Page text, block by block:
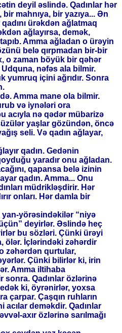
deyil əslində. Qadınlar hər
mahnıya, bir yazıya... Ən
ürəkdən ağlatmaq
ağlayırsa, demək,
Amma ağladan o ürəyin
belə qırpmadan bir-bir
o zaman böyük bir qəhər
Udquna, nəfəs ala bilmir.
yumruq içini ağrıdır. Sonra
Amma mane ola bilmir.
və iynələri ora
acıyla nə qədər mübarizə
yaşlar gözündən, öncə
seli. Və qadın ağlayar,
qadın. Gedənin
yaradır onu ağladan.
qapansa belə izinin
qadın. Amma... Onu
müdrikləşdirir. Hər
onları. Hər damla bir
yan-yörəsindəkilər “niyə
deyirlər. Əslində heç
bu sözləri. Çünki ürəyi
ölər. İçlərindəki zəhərdir
zəhərdən qurtular,
Çünki bilirlər ki, irin
Amma iltihaba
sonra. Qadınlar özlərinə
ki, öyrənirlər, yoxsa
çarpar. Çaşqın ruhların
acılar deməkdir. Qadınlar
axır özlərinə sarılmağı